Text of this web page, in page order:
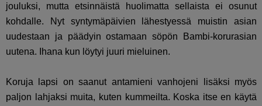
jouluksi, mutta etsinnäistä huolimatta sellaista ei osunut
kohdalle. Nyt syntymäpäivien lähestyessä muistin asian
uudestaan ja päädyin ostamaan söpön Bambi-korurasian
uutena. Ihana kun löytyi juuri mieluinen.
Koruja lapsi on saanut antamieni vanhojeni lisäksi myös
paljon lahjaksi muita, kuten kummeilta. Koska itse en käytä